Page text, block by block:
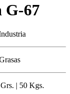
67
| 50 Kgs.